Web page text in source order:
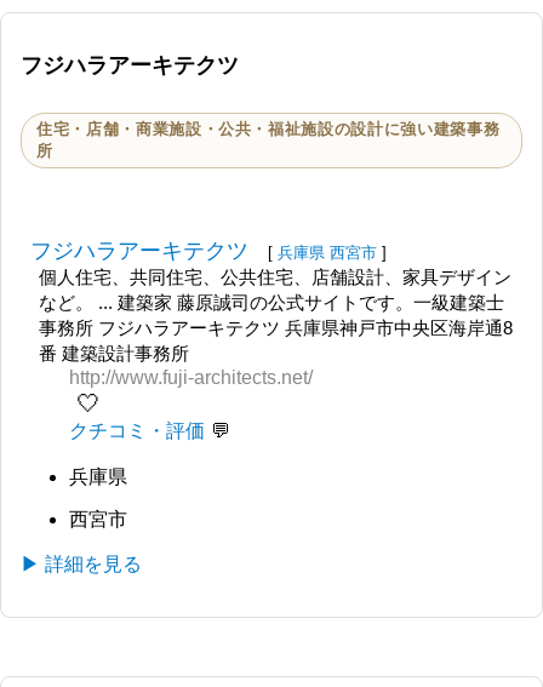
フジハラアーキテクツ
住宅・店舗・商業施設・公共・福祉施設の設計に強い建築事務
所
フジハラアーキテクツ [ 兵庫県 西宮市 ]
個人住宅、共同住宅、公共住宅、店舗設計、家具デザイン
など。 ... 建築家 藤原誠司の公式サイトです。一級建築士
事務所 フジハラアーキテクツ 兵庫県神戸市中央区海岸通8
番 建築設計事務所
http://www.fuji-architects.net/
🤍
クチコミ・評価
兵庫県
西宮市
▶ 詳細を見る